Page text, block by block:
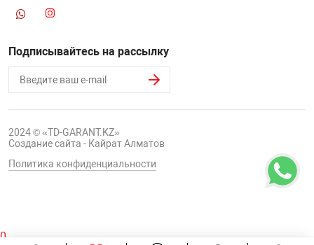
Подписывайтесь на рассылку
2024 © «TD-GARANT.KZ»
Создание сайта - Кайрат Алматов
Политика конфиденциальности
0